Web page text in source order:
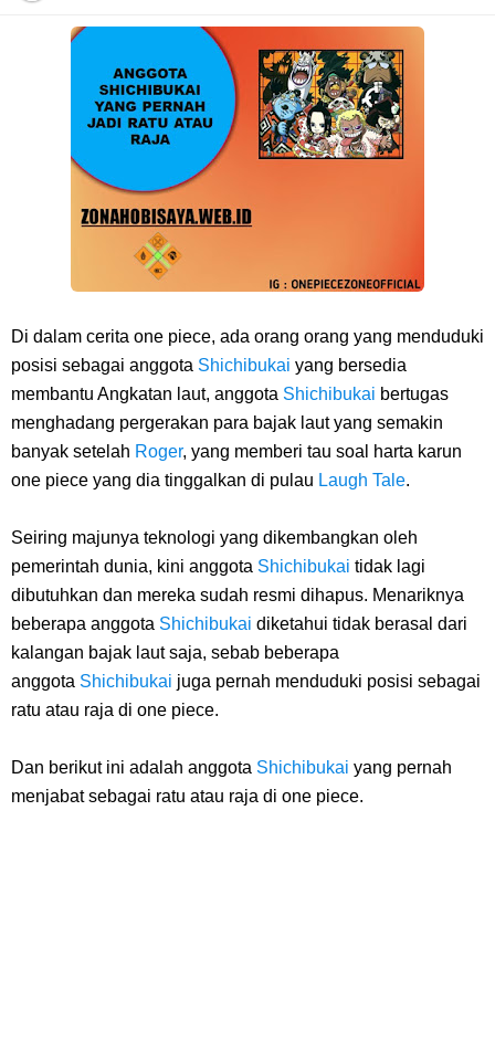
7 Fakta Franky One Piece, Pernah Dapat Tawaran Buah Iblis Mera
Mera No Mi
Profil Anwar Hafid, Politisi Yang Mernjadi Gubernur Provinsi Sulawesi
Resep Pesmol Ikan Mas, Makanan Khas Sunda Dengan Rasa Yang
Arti Bendera Barbados, Negara Kepulauan Yang Terletak Di Kawasan
Karibia
Cara Daftar Danamon Mobile Banking, Mudah Banget Dan Lengkap
7 Fakta Elbaph One Piece, Menjadi Tempat Yang Sangat Ingin
Dikunjungi Usopp
7 Fakta Ivankov One Piece, Orang Yang Mampu Menipu Sensor
7 Klub Pertama Yang Menjuarai Liga Champions, Apa Klub Jagoan
Di dalam cerita one piece, ada orang orang yang menduduki
posisi sebagai anggota Shichibukai yang bersedia
membantu Angkatan laut, anggota Shichibukai bertugas
menghadang pergerakan para bajak laut yang semakin
banyak setelah Roger, yang memberi tau soal harta karun
one piece yang dia tinggalkan di pulau Laugh Tale.
Seiring majunya teknologi yang dikembangkan oleh
pemerintah dunia, kini anggota Shichibukai tidak lagi
dibutuhkan dan mereka sudah resmi dihapus. Menariknya
beberapa anggota Shichibukai diketahui tidak berasal dari
kalangan bajak laut saja, sebab beberapa
anggota Shichibukai juga pernah menduduki posisi sebagai
ratu atau raja di one piece.
Dan berikut ini adalah anggota Shichibukai yang pernah
menjabat sebagai ratu atau raja di one piece.